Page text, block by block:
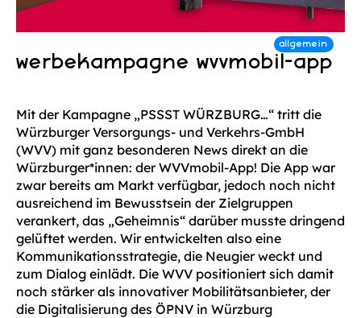
werbekampagne wvvmobil-app
Mit der Kampagne „PSSST WÜRZBURG…“ tritt die
Würzburger Versorgungs- und Ver­kehrs-GmbH
(WVV) mit ganz besonderen News direkt an die
Würzburger*innen: der WVVmobil-App! Die App war
zwar bereits am Markt verfügbar, jedoch noch nicht
ausreichend im Be­wusst­sein der Ziel­gruppen
verankert, das „Geheimnis“ darüber musste dringend
gelüftet werden. Wir entwickel­ten also eine
Kommunikations­­strategie, die Neugier weckt und
zum Dialog einlädt. Die WVV positioniert sich damit
noch stärker als innovativer Mobilitäts­­anbieter, der
die Digi­tali­sierung des ÖPNV in Würzburg